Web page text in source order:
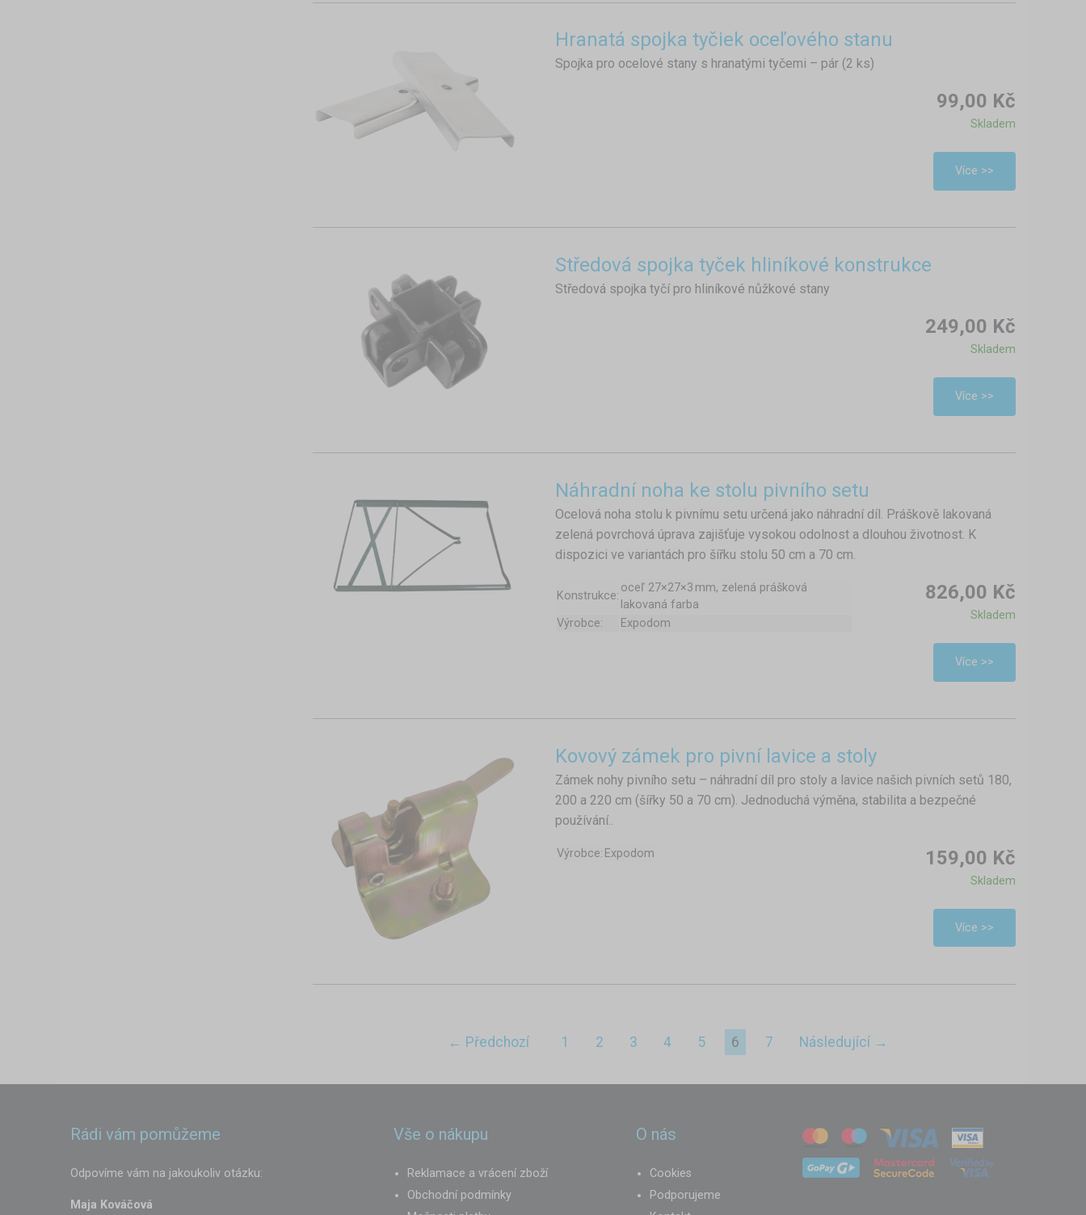
Hranatá spojka tyčiek oceľového stanu
Spojka pro ocelové stany s hranatými tyčemi – pár (2 ks)
99,00 Kč
Skladem
Více >>
Středová spojka tyček hliníkové konstrukce
Středová spojka tyčí pro hliníkové nůžkové stany
249,00 Kč
Skladem
Více >>
Náhradní noha ke stolu pivního setu
Ocelová noha stolu k pivnímu setu určená jako náhradní díl. Práškově lakovaná
zelená povrchová úprava zajišťuje vysokou odolnost a dlouhou životnost. K
dispozici ve variantách pro šířku stolu 50 cm a 70 cm.
Konstrukce:
oceľ 27×27×3 mm, zelená prášková
lakovaná farba
Výrobce:
Expodom
826,00 Kč
Skladem
Více >>
Kovový zámek pro pivní lavice a stoly
Zámek nohy pivního setu – náhradní díl pro stoly a lavice našich pivních setů 180,
200 a 220 cm (šířky 50 a 70 cm). Jednoduchá výměna, stabilita a bezpečné
používání..
Výrobce: Expodom 159,00 Kč
Skladem
Více >>
← Předchozí 1 2 3 4 5 6 7 Následující →
Rádi vám pomůžeme
Odpovíme vám na jakoukoliv otázku:
Maja Kováčová
Vše o nákupu
Reklamace a vrácení zboží
Obchodní podmínky
O nás
Cookies
Podporujeme